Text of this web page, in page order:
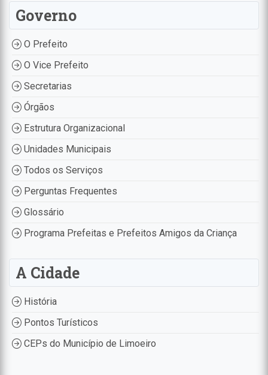
Governo
O Prefeito
O Vice Prefeito
Secretarias
Órgãos
Estrutura Organizacional
Unidades Municipais
Todos os Serviços
Perguntas Frequentes
Glossário
Programa Prefeitas e Prefeitos Amigos da Criança
A Cidade
História
Pontos Turísticos
CEPs do Município de Limoeiro